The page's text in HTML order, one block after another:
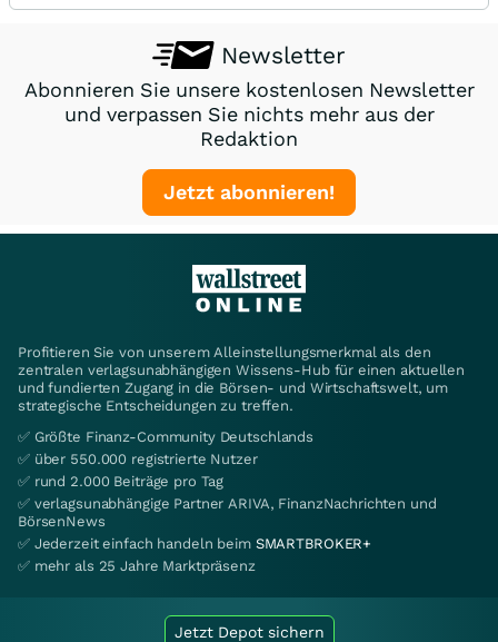
Newsletter
Abonnieren Sie unsere kostenlosen Newsletter
und verpassen Sie nichts mehr aus der
Redaktion
Jetzt abonnieren!
Profitieren Sie von unserem Alleinstellungsmerkmal als den
zentralen verlagsunabhängigen Wissens-Hub für einen aktuellen
und fundierten Zugang in die Börsen- und Wirtschaftswelt, um
strategische Entscheidungen zu treffen.
✅ Größte Finanz-Community Deutschlands
✅ über 550.000 registrierte Nutzer
✅ rund 2.000 Beiträge pro Tag
✅ verlagsunabhängige Partner ARIVA, FinanzNachrichten und
BörsenNews
✅ Jederzeit einfach handeln beim SMARTBROKER+
✅ mehr als 25 Jahre Marktpräsenz
Jetzt Depot sichern